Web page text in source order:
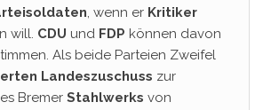
, wenn er Kritiker
will. CDU und FDP können davon
Als beide Parteien Zweifel
Landeszuschuss zur
Bremer Stahlwerks von